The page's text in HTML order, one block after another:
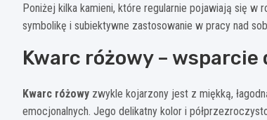
Poniżej kilka kamieni, które regularnie pojawiają się
symbolikę i subiektywne zastosowanie w pracy nad
Kwarc różowy – wsparcie
Kwarc różowy zwykle kojarzony jest z miękką,
emocjonalnych. Jego delikatny kolor i